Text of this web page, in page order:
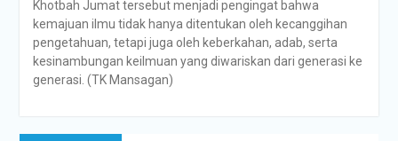
Khotbah Jumat tersebut menjadi pengingat bahwa
kemajuan ilmu tidak hanya ditentukan oleh kecanggihan
pengetahuan, tetapi juga oleh keberkahan, adab, serta
kesinambungan keilmuan yang diwariskan dari generasi ke
generasi. (TK Mansagan)